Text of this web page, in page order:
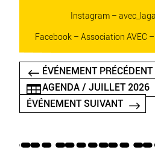
Instagram –
Facebook – Association AVEC
ÉVÉNEMENT PRÉCÉDENT
AGENDA / JUILLET 2026
ÉVÉNEMENT SUIVANT